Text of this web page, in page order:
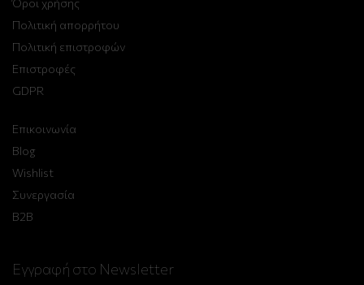
Όροι χρήσης
Πολιτική απορρήτου
Πολιτική επιστροφών
Επιστροφές
GDPR
Επικοινωνία
Blog
Wishlist
Συνεργασία
B2B
Εγγραφή στο Newsletter